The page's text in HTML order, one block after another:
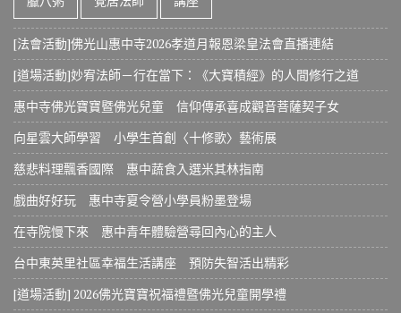
[法會活動]佛光山惠中寺2026孝道月報恩梁皇法會直播連結
[道場活動]妙宥法師－行在當下：《大寶積經》的人間修行之道
惠中寺佛光寶寶暨佛光兒童 信仰傳承喜成觀音菩薩契子女
向星雲大師學習 小學生首創〈十修歌〉藝術展
慈悲料理飄香國際 惠中蔬食入選米其林指南
戲曲好好玩 惠中寺夏令營小學員粉墨登場
在寺院慢下來 惠中青年體驗營尋回內心的主人
台中東英里社區幸福生活講座 預防失智活出精彩
[道場活動] 2026佛光寶寶祝福禮暨佛光兒童開學禮